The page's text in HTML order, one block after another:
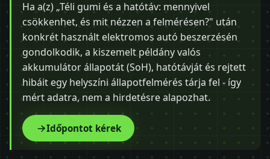
Ha a(z) „Téli gumi és a hatótáv: mennyivel
csökkenhet, és mit nézzen a felmérésen?" után
konkrét használt elektromos autó beszerzésén
gondolkodik, a kiszemelt példány valós
akkumulátor állapotát (SoH), hatótávját és rejtett
hibáit egy helyszíni állapotfelmérés tárja fel - így
mért adatra, nem a hirdetésre alapozhat.
Időpontot kérek